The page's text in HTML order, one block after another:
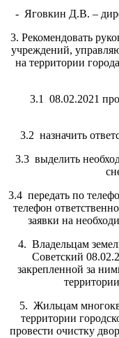
- Яговкин Д.В. –
3. Рекомендовать
учреждений,
на территории
3.1 08.02.2021
3.2 назначить
3.3 выделить
3.4 передать по
телефон
заявки на
4. Владельцам
Советский
закрепленной за
5. Жильцам
территории
провести очистку